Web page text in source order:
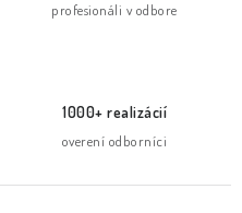
profesionáli v odbore
1000+ realizácií
overení odborníci